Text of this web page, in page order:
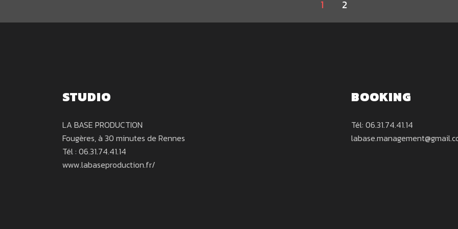
1 2
STUDIO
LA BASE PRODUCTION
Fougères, à 30 minutes de Rennes
Tél : 06.31.74.41.14
www.labaseproduction.fr/
BOOKING
Tél: 06.31.74.41.14